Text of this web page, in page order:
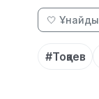
🤍 Ұнайды
#Тоқаев